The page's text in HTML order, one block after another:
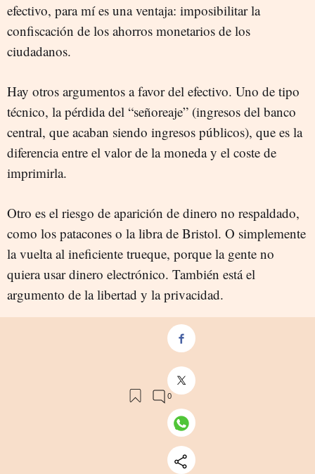
efectivo, para mí es una ventaja: imposibilitar la
confiscación de los ahorros monetarios de los
ciudadanos.
Hay otros argumentos a favor del efectivo. Uno de tipo
técnico, la pérdida del “señoreaje” (ingresos del banco
central, que acaban siendo ingresos públicos), que es la
diferencia entre el valor de la moneda y el coste de
imprimirla.
Otro es el riesgo de aparición de dinero no respaldado,
como los patacones o la libra de Bristol. O simplemente
la vuelta al ineficiente trueque, porque la gente no
quiera usar dinero electrónico. También está el
argumento de la libertad y la privacidad.
Con el efectivo se pueden llevar a cabo las únicas
transacciones no controladas por los “grandes hermanos
tecnológicos”. Un argumento usado por economistas
liberales, como Otmar Issing, que fue un ortodoxo
Y, en medio de este debate sobre la muerte o no del